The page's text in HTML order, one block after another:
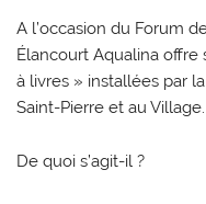
A l’occasion du Forum
Élancourt Aqualina offre
à livres » installées par
Saint-Pierre et au Village.
De quoi s’agit-il ?